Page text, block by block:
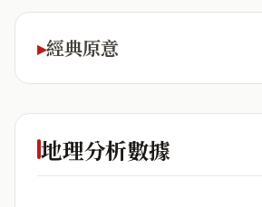
經典原意
地理分析數據